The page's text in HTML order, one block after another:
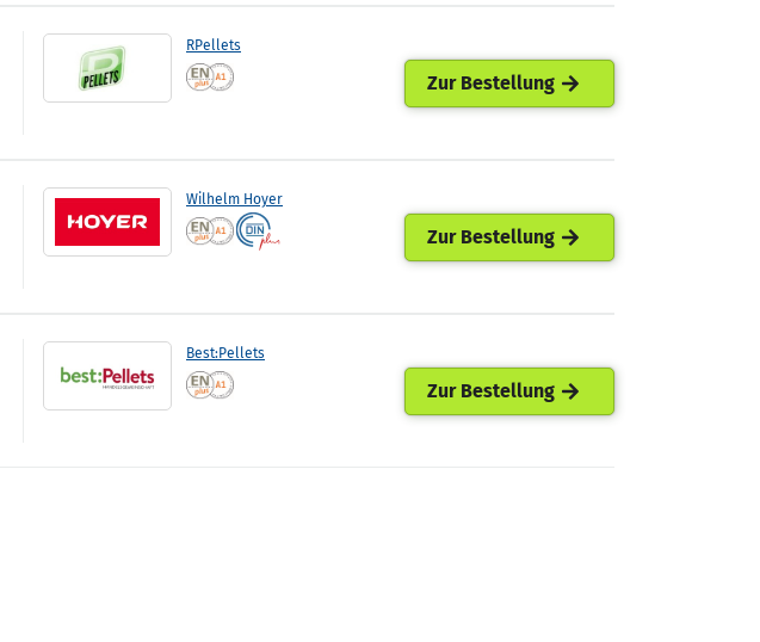
RPellets
Zur Bestellung
Wilhelm Hoyer
Zur Bestellung
Best:Pellets
Zur Bestellung